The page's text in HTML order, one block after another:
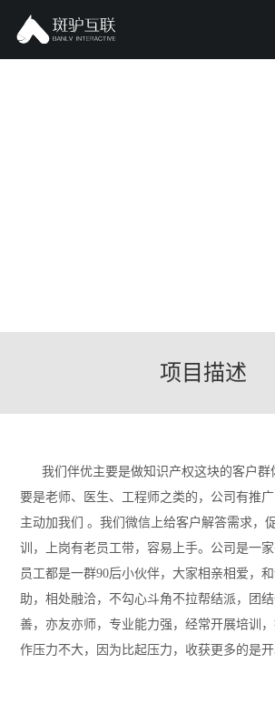
项目描述
我们伴优主要是做知识产权这块的客户群
要是老师、医生、工程师之类的，公司有推
主动加我们 。我们微信上给客户解答需求，
训，上岗有老员工带，容易上手。公司是一家
员工都是一群90后小伙伴，大家相亲相爱，
助，相处融洽，不勾心斗角不拉帮结派，团
善，亦友亦师，专业能力强，经常开展培训
作压力不大，因为比起压力，收获更多的是开